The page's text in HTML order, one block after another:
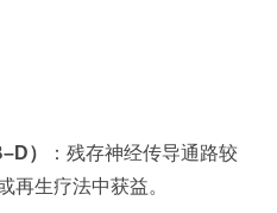
）
：残存神经传导通路较
再生疗法中获益。